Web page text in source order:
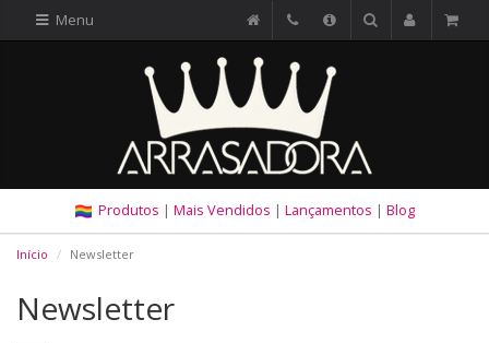
Menu
Produtos | Mais Vendidos | Lançamentos | Blog
Início Newsletter
Newsletter